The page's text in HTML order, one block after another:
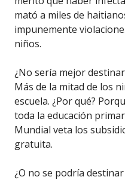
mató a miles de
impunemente
niños.
¿No sería mejor
Más de la mitad de los
escuela. ¿Por qué?
toda la educación
Mundial veta los
gratuita.
¿O no se podría